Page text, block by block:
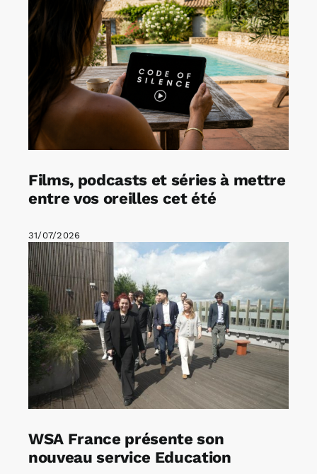
Films, podcasts et séries à mettre
entre vos oreilles cet été
31/07/2026
WSA France présente son
nouveau service Education